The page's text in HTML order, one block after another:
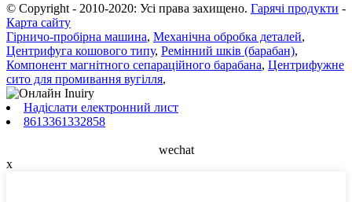
© Copyright - 2010-2020: Усі права захищено. Гарячі продукти -
Карта сайту
Гірничо-пробірна машина, Механічна обробка деталей,
Центрифуга кошового типу, Ремінний шків (барабан),
Компонент магнітного сепараційного барабана, Центрифужне
сито для промивання вугілля,
Надіслати електронний лист
8613361332858
wechat
x